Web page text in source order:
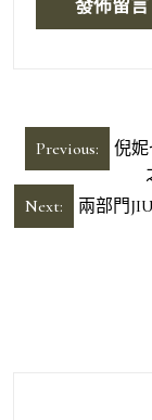
文
章
導
Previous:
倪
Next:
兩部門